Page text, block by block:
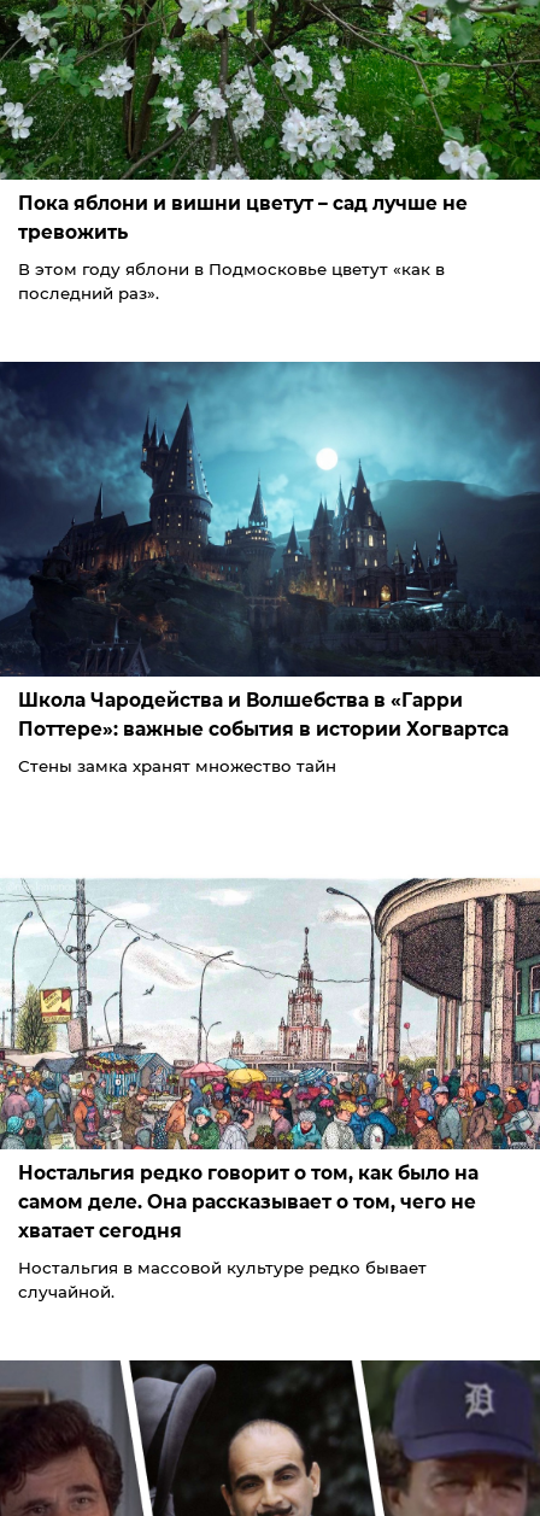
Пока яблони и вишни цветут – сад лучше не
тревожить
В этом году яблони в Подмосковье цветут «как в
последний раз».
Школа Чародейства и Волшебства в «Гарри
Поттере»: важные события в истории Хогвартса
Стены замка хранят множество тайн
Ностальгия редко говорит о том, как было на
самом деле. Она рассказывает о том, чего не
хватает сегодня
Ностальгия в массовой культуре редко бывает
случайной.